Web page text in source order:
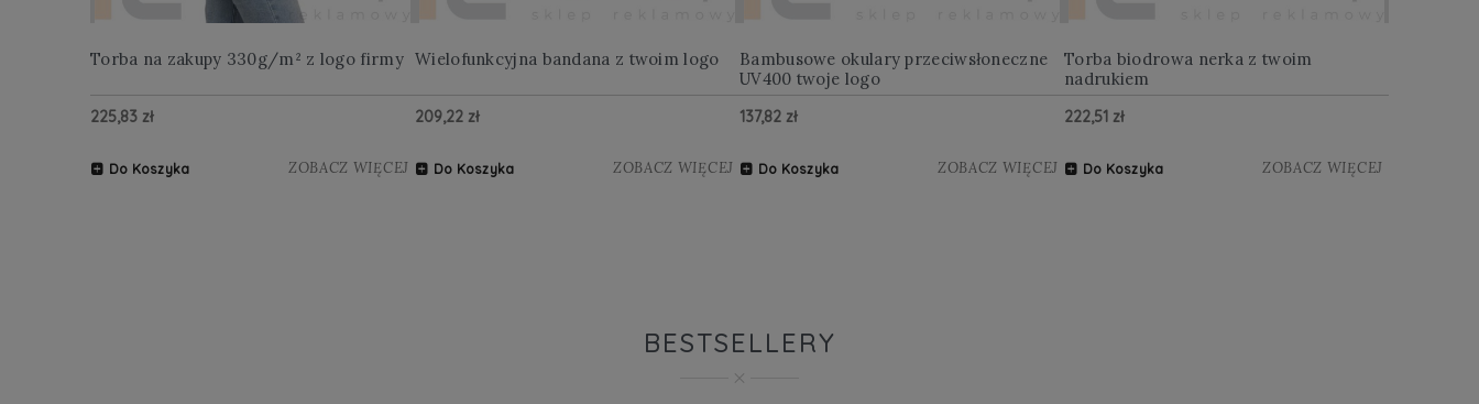
Torba na zakupy 330g/m² z logo firmy
225,83 zł
Do Koszyka ZOBACZ WIĘCEJ
Wielofunkcyjna bandana z twoim logo
209,22 zł
Do Koszyka ZOBACZ WIĘCEJ
Bambusowe okulary przeciwsłoneczne
UV400 twoje logo
137,82 zł
Do Koszyka ZOBACZ WIĘCEJ
Torba biodrowa nerka z twoim
nadrukiem
222,51 zł
Do Koszyka ZOBACZ WIĘCEJ
BESTSELLERY